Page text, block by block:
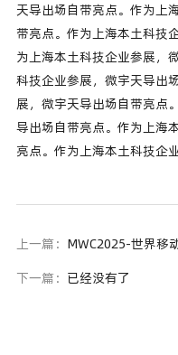
天导出场自带亮点。作为上
带亮点。作为上海本土科技
为上海本土科技企业参展，
科技企业参展，微宇天导出
展，微宇天导出场自带亮点
导出场自带亮点。作为上海
亮点。作为上海本土科技企
上一篇： MWC2025-世界移
下一篇： 已经没有了